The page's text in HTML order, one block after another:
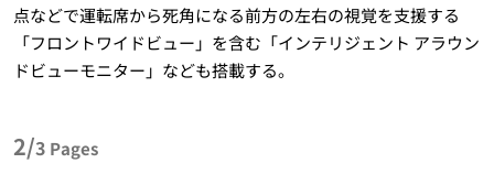
点などで運転席から死角になる前方の左右の視覚を支援する
「フロントワイドビュー」を含む「インテリジェント アラウン
ドビューモニター」なども搭載する。
2/3 Pages